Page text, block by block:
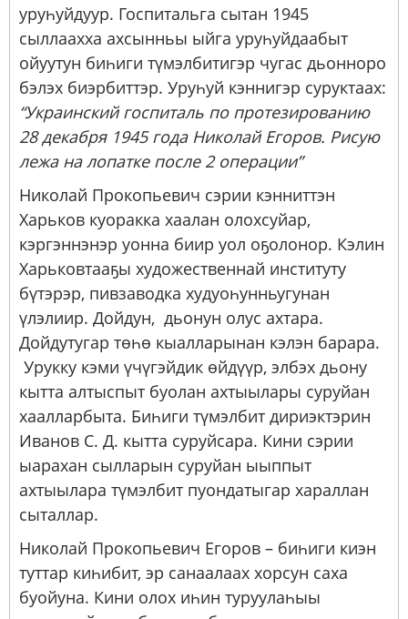
уруһуйдуур. Госпитальга сытан 1945
сыллаахха ахсынньы ыйга уруһуйдаабыт
ойуутун биһиги түмэлбитигэр чугас дьонноро
бэлэх биэрбиттэр. Уруһуй кэннигэр суруктаах:
“Украинский госпиталь по протезированию
28 декабря 1945 года Николай Егоров. Рисую
лежа на лопатке после 2 операции”
Николай Прокопьевич сэрии кэнниттэн
Харьков куоракка хаалан олохсуйар,
кэргэннэнэр уонна биир уол оҕолонор. Кэлин
Харьковтааҕы художественнай институту
бүтэрэр, пивзаводка худуоһунньугунан
үлэлиир. Дойдун, дьонун олус ахтара.
Дойдутугар төһө кыалларынан кэлэн барара.
Урукку кэми үчүгэйдик өйдүүр, элбэх дьону
кытта алтыспыт буолан ахтыылары суруйан
хаалларбыта. Биһиги түмэлбит дириэктэрин
Иванов С. Д. кытта суруйсара. Кини сэрии
ыарахан сылларын суруйан ыыппыт
ахтыылара түмэлбит пуондатыгар хараллан
сыталлар.
Николай Прокопьевич Егоров – биһиги киэн
туттар киһибит, эр санаалаах хорсун саха
буойуна. Кини олох иһин туруулаһыы